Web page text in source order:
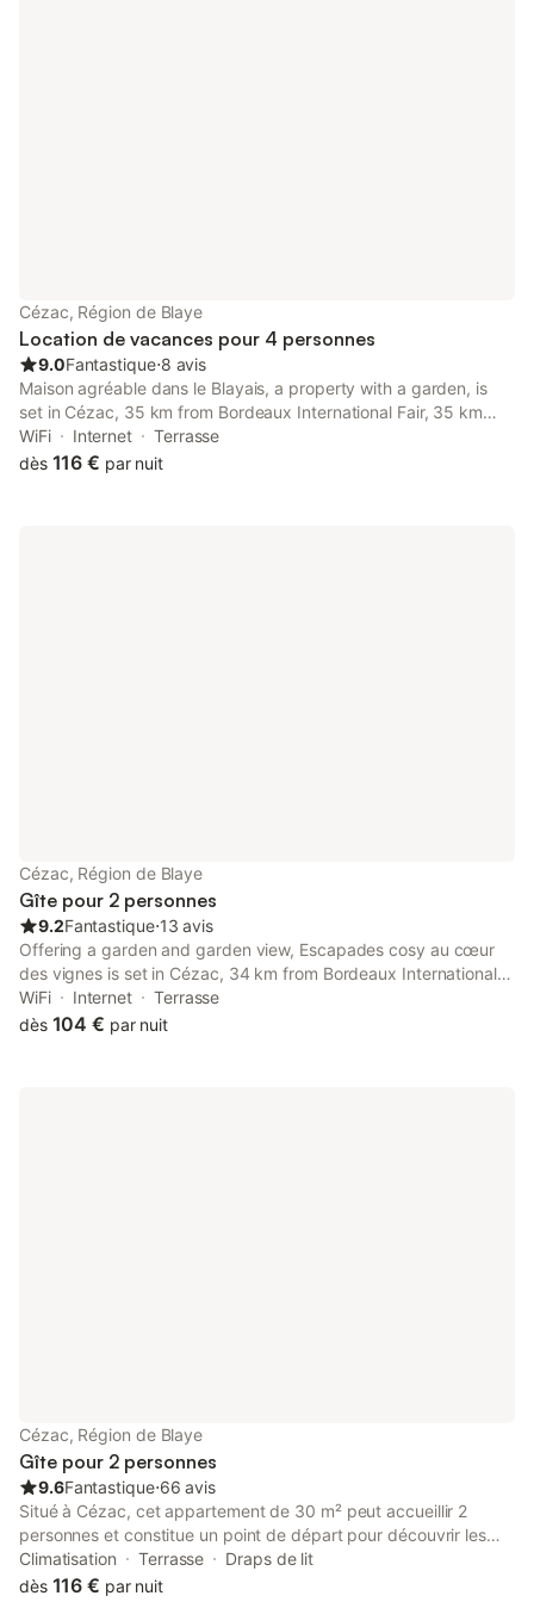
Cézac, Région de Blaye
Location de vacances pour 4 personnes
9.0Fantastique⋅8 avis
Maison agréable dans le Blayais, a property with a garden, is
set in Cézac, 35 km from Bordeaux International Fair, 35 km
from Chaban Delmas Bridge, as well as 35 km from La Cite du
Vin.
WiFi Internet
Terrasse
dès 116 € par nuit
Cézac, Région de Blaye
Gîte pour 2 personnes
9.2Fantastique⋅13 avis
Offering a garden and garden view, Escapades cosy au cœur
des vignes is set in Cézac, 34 km from Bordeaux International
Fair and 34 km from Chaban Delmas Bridge. This property
offers access to a terrace, free private parking and free WiFi.
WiFi Internet
Terrasse
dès 104 € par nuit
Cézac, Région de Blaye
Gîte pour 2 personnes
9.6Fantastique⋅66 avis
Situé à Cézac, cet appartement de 30 m² peut accueillir 2
personnes et constitue un point de départ pour découvrir les
environs. L'hébergement se trouve à 900 m du centre-ville et
dispose d'un agencement de plain-pied avec une entrée privée,
Climatisation Terrasse
Draps de lit
dès 116 € par nuit